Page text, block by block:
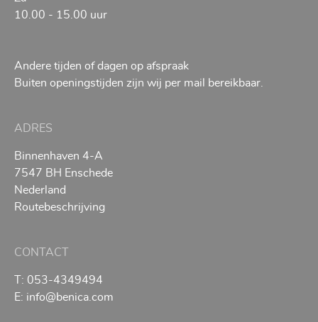
10.00 - 15.00 uur
Andere tijden of dagen op afspraak
Buiten openingstijden zijn wij per mail bereikbaar.
ADRES
Binnenhaven 4-A
7547 BH Enschede
Nederland
Routebeschrijving
CONTACT
T: 053-4349494
E: info@benica.com